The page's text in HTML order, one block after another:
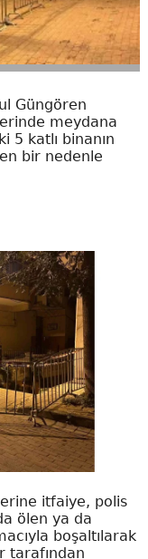
Güngören
meydana
5 katlı binanın
bir nedenle
itfaiye, polis
ölen ya da
boşaltılarak
tarafından